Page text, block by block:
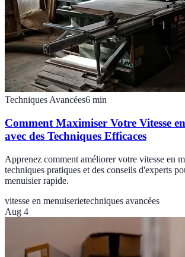
Techniques Avancées6 min
Comment Maximiser Votre Vitesse
avec des Techniques Efficaces
Apprenez comment améliorer votre vitesse en
techniques pratiques et des conseils d'experts
menuisier rapide.
vitesse en menuiserietechniques avancées
Aug 4